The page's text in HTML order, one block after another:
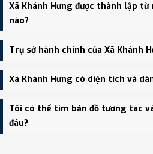
Xã Khánh Hưng được thành lập
nào?
Xã Khánh Hưng được thành lập trên cơ
Xã Khánh Hưng.
Trụ sở hành chính của Xã Khánh
Trụ sở hành chính mới của Xã Khánh
trung tâm khu vực thuận tiện giao
Xã Khánh Hưng có diện tích và
Xã Khánh Hưng có Diện tích: 129.60
độ dân số: Khoảng 317.99 người/km²
Tôi có thể tìm bản đồ tương tác
đâu?